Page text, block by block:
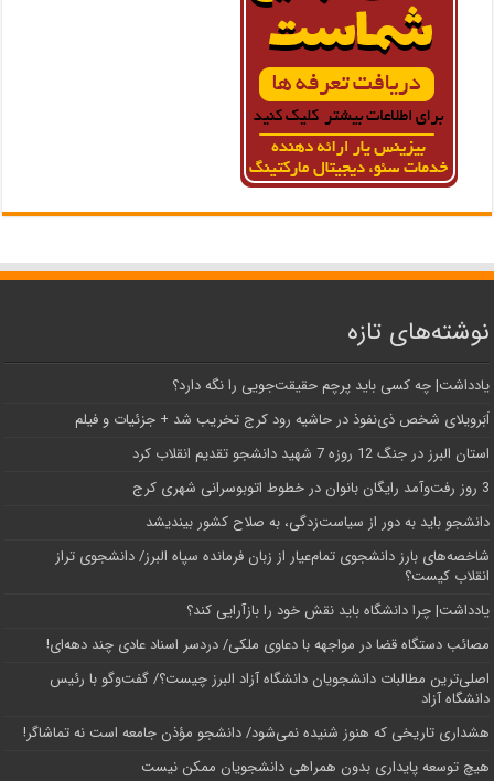
نوشته‌های تازه
یادداشت| ‌چه کسی باید پرچم حقیقت‌جویی را نگه دارد؟
اَبَر‌ویلای شخص ذی‌نفوذ در حاشیه‌ رود کرج تخریب شد + جزئیات و فیلم
استان البرز در جنگ 12 روزه 7 شهید دانشجو تقدیم انقلاب کرد
3 روز رفت‌وآمد رایگان بانوان در خطوط اتوبوسرانی شهری کرج
دانشجو باید به دور از سیاست‌زدگی، به صلاح کشور بیندیشد
شاخصه‌های بارز دانشجوی تمام‌عیار از زبان فرمانده سپاه البرز/ دانشجوی تراز
انقلاب کیست؟
یادداشت| چرا دانشگاه باید نقش خود را بازآرایی کند؟
مصائب دستگاه قضا در مواجهه با دعاوی ملکی/ دردسر اسناد عادی چند‌ دهه‌ای!
اصلی‌ترین مطالبات دانشجویان دانشگاه آزاد البرز چیست؟/ گفت‌وگو با رئیس
دانشگاه آز‌اد
هشداری تاریخی که هنوز شنیده نمی‌شود/ دانشجو مؤذن جامعه است نه تماشاگر!
هیچ توسعه پایداری بدون همراهی دانشجویان ممکن نیست